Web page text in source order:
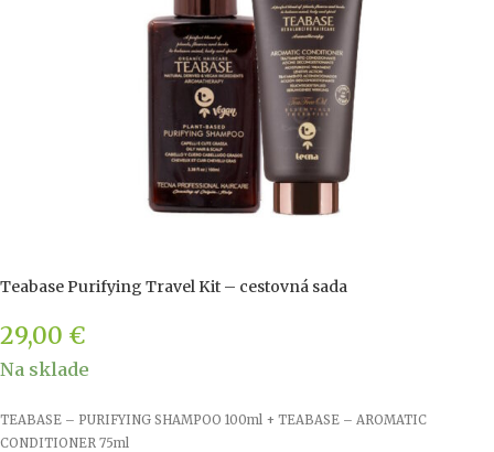
Teabase Purifying Travel Kit – cestovná sada
29,00 €
Na sklade
TEABASE – PURIFYING SHAMPOO 100ml + TEABASE – AROMATIC
CONDITIONER 75ml